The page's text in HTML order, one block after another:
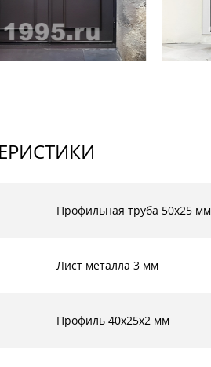
Профильная труба 50х25 мм
Лист металла 3 мм
Профиль 40х25х2 мм